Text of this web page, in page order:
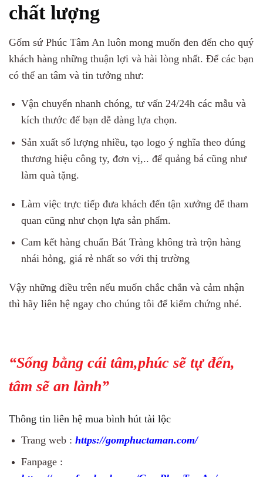
chất lượng
Gốm sứ Phúc Tâm An luôn mong muốn đen đến cho quý
khách hàng những thuận lợi và hài lòng nhất. Để các bạn
có thể an tâm và tin tưởng như:
Vận chuyển nhanh chóng, tư vấn 24/24h các mẫu và
kích thước để bạn dễ dàng lựa chọn.
Sản xuất số lượng nhiều, tạo logo ý nghĩa theo đúng
thương hiệu công ty, đơn vị,.. để quảng bá cũng như
làm quà tặng.
Làm việc trực tiếp đưa khách đến tận xưởng để tham
quan cũng như chọn lựa sản phẩm.
Cam kết hàng chuẩn Bát Tràng không trà trộn hàng
nhái hỏng, giá rẻ nhất so với thị trường
Vậy những điều trên nếu muốn chắc chắn và cảm nhận
thì hãy liên hệ ngay cho chúng tôi để kiểm chứng nhé.
“Sống bằng cái tâm,phúc sẽ tự đến,
tâm sẽ an lành”
Thông tin liên hệ mua bình hút tài lộc
Trang web : https://gomphuctaman.com/
Fanpage :